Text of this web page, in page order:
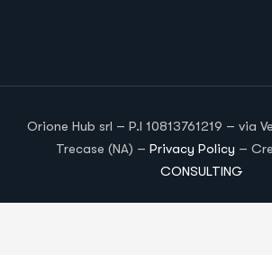
Orione Hub srl – P.I 10813761219 – via
Trecase (NA) – Privacy Policy –
CONSULTING